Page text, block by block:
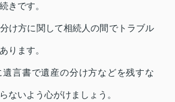
きです。
け方に関して相続人の間でトラブル
ります。
遺言書で遺産の分け方などを残すな
ないよう心がけましょう。